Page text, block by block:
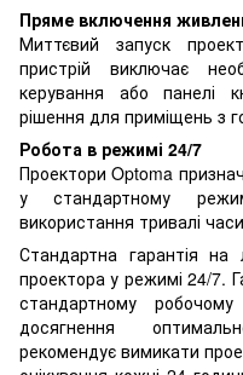
Пряме включення
Миттєвий запуск
пристрій виключає
керування або панелі
рішення для приміщень з
Робота в режимі 24/7
Проектори Optoma
у стандартному
використання тривалі
Стандартна гарантія
проектора у режимі 24/7.
стандартному
досягнення
рекомендує вимикати